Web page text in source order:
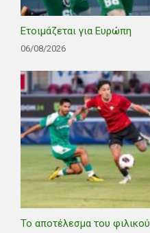
Ετοιμάζεται για Ευρώπη
06/08/2026
Το αποτέλεσμα του φιλικού